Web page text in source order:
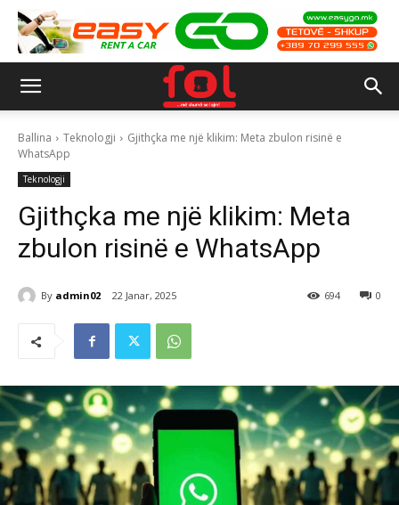
Ballina Teknologji
Gjithçka me një klikim: Meta zbulon risinë e
WhatsApp
Teknologji
Gjithçka me një klikim: Meta
zbulon risinë e WhatsApp
By admin02 22 Janar, 2025 0
694